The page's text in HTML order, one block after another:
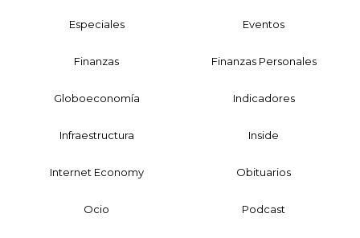
Especiales Eventos
Finanzas Finanzas Personales
Globoeconomía Indicadores
Infraestructura Inside
Internet Economy Obituarios
Ocio Podcast